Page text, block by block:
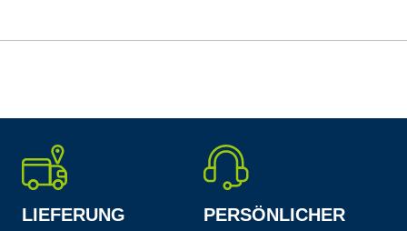
LIEFERUNG
PERSÖNLICHER